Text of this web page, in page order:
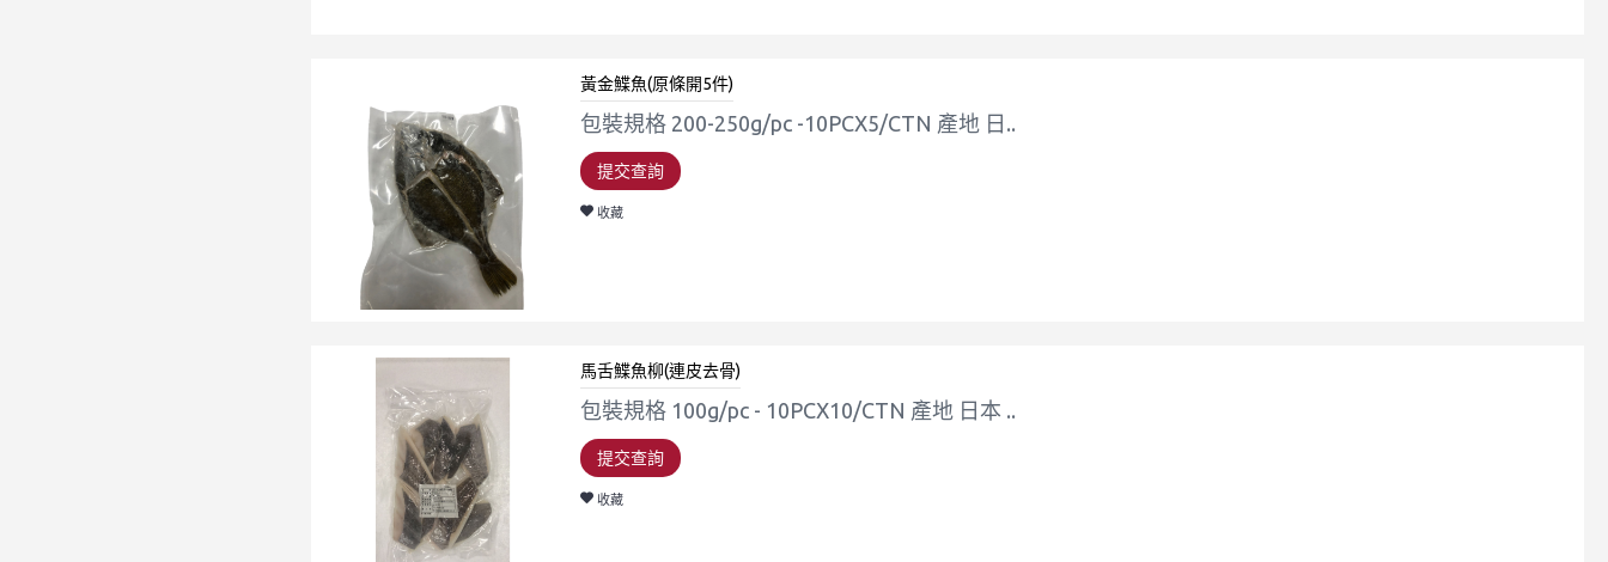
黃金鰈魚(原條開5件)
包裝規格 200-250g/pc -10PCX5/CTN 產地 日..
提交查詢
收藏
馬舌鰈魚柳(連皮去骨)
包裝規格 100g/pc - 10PCX10/CTN 產地 日本 ..
提交查詢
收藏